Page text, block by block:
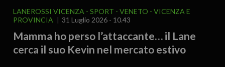
LANEROSSI VICENZA SPORT VENETO
VICENZA E
PROVINCIA
31 Luglio 2026 - 10.43
Mamma ho perso l’attaccante… il Lane
cerca il suo Kevin nel mercato estivo